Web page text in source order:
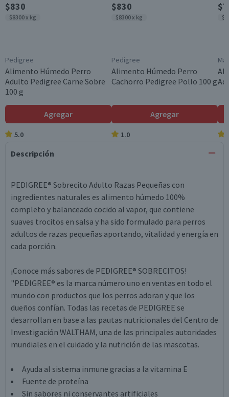
$830
$8300 x kg
Pedigree
Alimento Húmedo Perro
Adulto Pedigree Carne Sobre
100 g
Agregar
5.0
$830
$8300 x kg
Pedigree
Alimento Húmedo Perro
Cachorro Pedigree Pollo 100 g
Agregar
1.0
Descripción
PEDIGREE® Sobrecito Adulto Razas Pequeñas con
ingredientes naturales es alimento húmedo 100%
completo y balanceado cocido al vapor, que contiene
suaves trocitos en salsa y ha sido formulado para perros
adultos de razas pequeñas aportando, vitalidad y energía en
cada porción.
¡Conoce más sabores de PEDIGREE® SOBRECITOS!
"PEDIGREE® es la marca número uno en ventas en todo el
mundo con productos que los perros adoran y que los
dueños confían. Todas las recetas de PEDIGREE se
desarrollan en base a las pautas nutricionales del Centro de
Investigación WALTHAM, una de las principales autoridades
mundiales en el cuidado y la nutrición de las mascotas.
Ayuda al sistema inmune gracias a la vitamina E
Fuente de proteína
Sin sabores ni conservantes artificiales